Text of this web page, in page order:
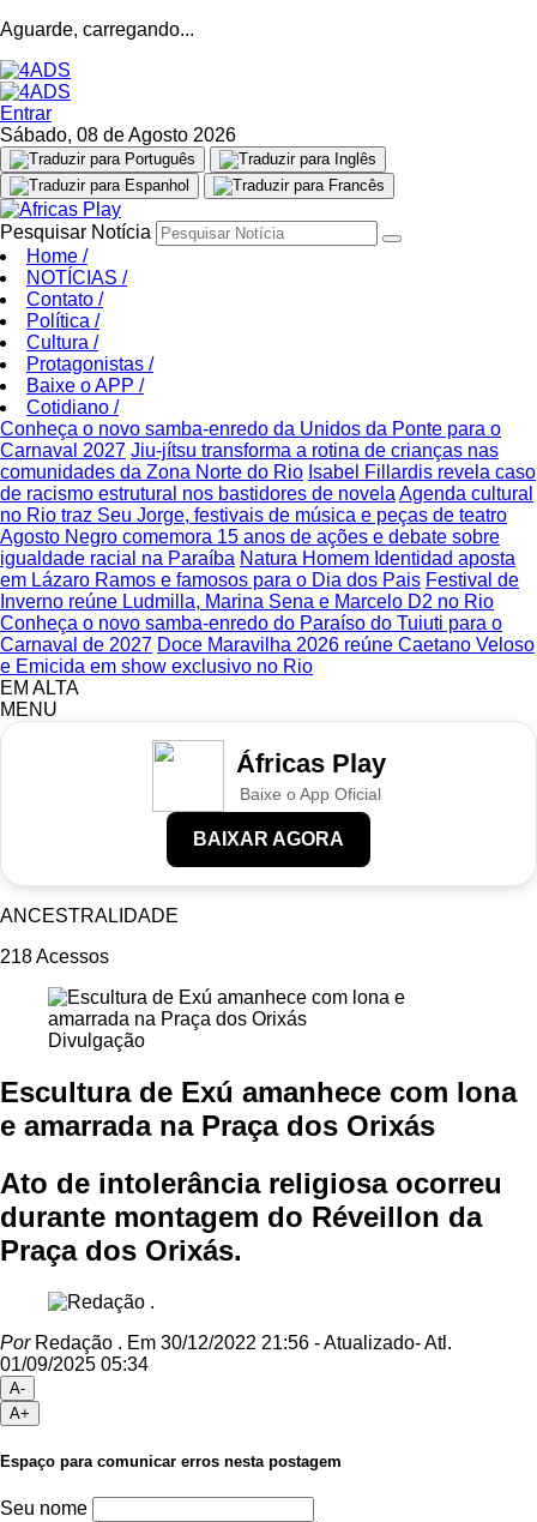
Aguarde, carregando...
Entrar
Sábado, 08 de Agosto 2026
Pesquisar Notícia
Home /
NOTÍCIAS /
Contato /
Política /
Cultura /
Protagonistas /
Baixe o APP /
Cotidiano /
Conheça o novo samba-enredo da Unidos da Ponte para o
Carnaval 2027 Jiu-jítsu transforma a rotina de crianças nas
comunidades da Zona Norte do Rio Isabel Fillardis revela caso
de racismo estrutural nos bastidores de novela Agenda cultural
no Rio traz Seu Jorge, festivais de música e peças de teatro
Agosto Negro comemora 15 anos de ações e debate sobre
igualdade racial na Paraíba Natura Homem Identidad aposta
em Lázaro Ramos e famosos para o Dia dos Pais Festival de
Inverno reúne Ludmilla, Marina Sena e Marcelo D2 no Rio
Conheça o novo samba-enredo do Paraíso do Tuiuti para o
Carnaval de 2027 Doce Maravilha 2026 reúne Caetano Veloso
e Emicida em show exclusivo no Rio
EM ALTA
MENU
Áfricas Play
Baixe o App Oficial
BAIXAR AGORA
ANCESTRALIDADE
218Acessos
Divulgação
Escultura de Exú amanhece com lona
e amarrada na Praça dos Orixás
Ato de intolerância religiosa ocorreu
durante montagem do Réveillon da
Praça dos Orixás.
PorRedação . Em 30/12/2022 21:56 - Atualizado- Atl.
01/09/2025 05:34
A-
A+
Espaço para comunicar erros nesta postagem
Seu nome